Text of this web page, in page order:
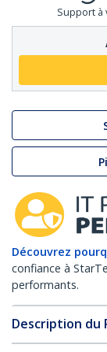
Support à
Découvrez
confiance à
performants.
Description du